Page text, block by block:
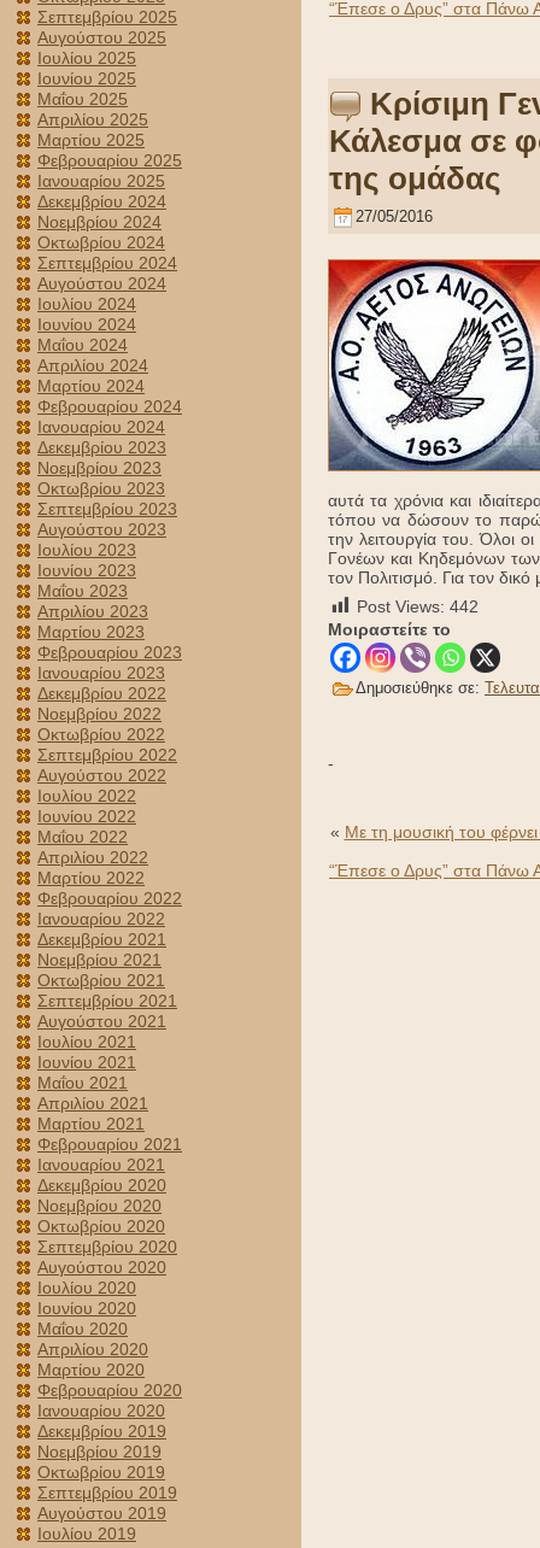
Σεπτεμβρίου 2025
Αυγούστου 2025
Ιουλίου 2025
Ιουνίου 2025
Μαΐου 2025
Απριλίου 2025
Μαρτίου 2025
Φεβρουαρίου 2025
Ιανουαρίου 2025
Δεκεμβρίου 2024
Νοεμβρίου 2024
Οκτωβρίου 2024
Σεπτεμβρίου 2024
Αυγούστου 2024
Ιουλίου 2024
Ιουνίου 2024
Μαΐου 2024
Απριλίου 2024
Μαρτίου 2024
Φεβρουαρίου 2024
Ιανουαρίου 2024
Δεκεμβρίου 2023
Νοεμβρίου 2023
Οκτωβρίου 2023
Σεπτεμβρίου 2023
Αυγούστου 2023
Ιουλίου 2023
Ιουνίου 2023
Μαΐου 2023
Απριλίου 2023
Μαρτίου 2023
Φεβρουαρίου 2023
Ιανουαρίου 2023
Δεκεμβρίου 2022
Νοεμβρίου 2022
Οκτωβρίου 2022
Σεπτεμβρίου 2022
Αυγούστου 2022
Ιουλίου 2022
Ιουνίου 2022
Μαΐου 2022
Απριλίου 2022
Μαρτίου 2022
Φεβρουαρίου 2022
Ιανουαρίου 2022
Δεκεμβρίου 2021
Νοεμβρίου 2021
Οκτωβρίου 2021
Σεπτεμβρίου 2021
Αυγούστου 2021
Ιουλίου 2021
Ιουνίου 2021
Μαΐου 2021
Απριλίου 2021
Μαρτίου 2021
Φεβρουαρίου 2021
Ιανουαρίου 2021
Δεκεμβρίου 2020
Νοεμβρίου 2020
Οκτωβρίου 2020
Σεπτεμβρίου 2020
Αυγούστου 2020
Ιουλίου 2020
Ιουνίου 2020
Μαΐου 2020
Απριλίου 2020
Μαρτίου 2020
Φεβρουαρίου 2020
Ιανουαρίου 2020
Δεκεμβρίου 2019
Νοεμβρίου 2019
Οκτωβρίου 2019
Σεπτεμβρίου 2019
Αυγούστου 2019
Ιουλίου 2019
“Έπεσε ο Δρυς” στα Πάνω
Κρίσιμη
Κάλεσμα σε
της ομάδας
27/05/2016
αυτά τα χρόνια και
τόπου να δώσουν το παρών
την λειτουργία του. Όλοι
Γονέων και Κηδεμόνων των
τον Πολιτισμό. Για τον
Post Views: 442
Μοιραστείτε το
Δημοσιεύθηκε σε:
-
« Με τη μουσική του
“Έπεσε ο Δρυς” στα Πάνω